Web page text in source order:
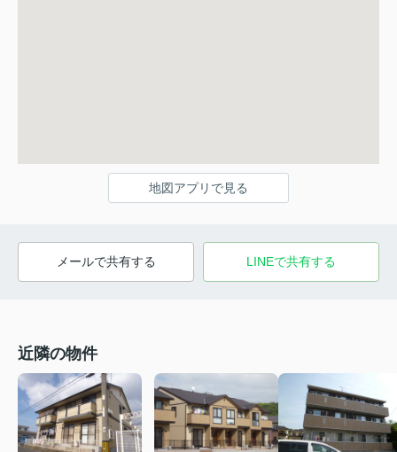
地図アプリで見る
メールで共有する LINEで共有する
近隣の物件